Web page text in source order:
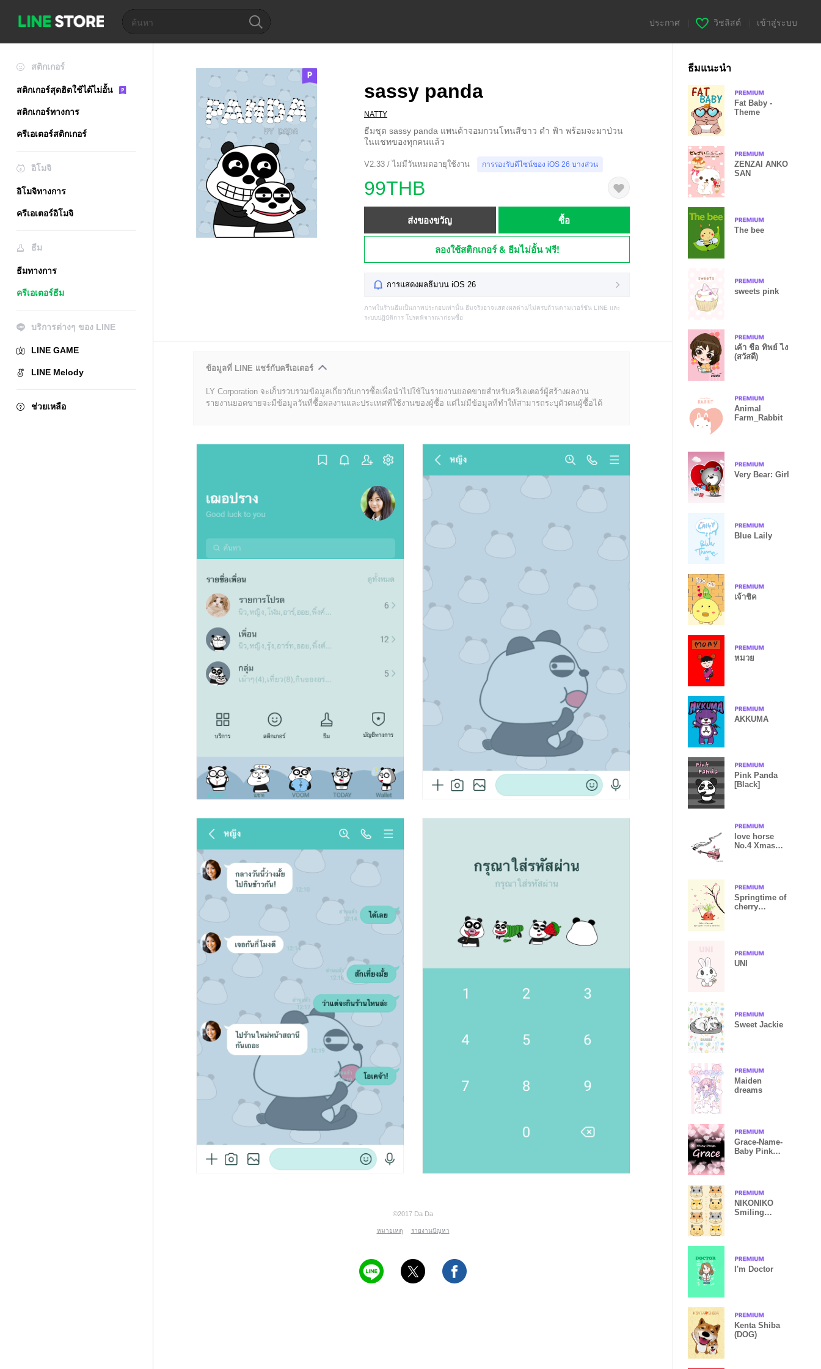
ประกาศ วิชลิสต์ เข้าสู่ระบบ
สติกเกอร์
สติกเกอร์สุดฮิตใช้ได้ไม่อั้น
สติกเกอร์ทางการ
ครีเอเตอร์สติกเกอร์
อิโมจิ
อิโมจิทางการ
ครีเอเตอร์อิโมจิ
ธีม
ธีมทางการ
ครีเอเตอร์ธีม
บริการต่างๆ ของ LINE
LINE GAME
LINE Melody
ช่วยเหลือ
sassy panda
NATTY
ธีมชุด sassy panda แพนด้าจอมกวนโทนสีขาว ดำ ฟ้า พร้อมจะมาป่วน
ในแชทของทุกคนแล้ว
V2.33 / ไม่มีวันหมดอายุใช้งาน การรองรับดีไซน์ของ iOS 26 บางส่วน
99THB
ส่งของขวัญ ซื้อ
ลองใช้สติกเกอร์ & ธีมไม่อั้น ฟรี!
การแสดงผลธีมบน iOS 26
ภาพในร้านธีมเป็นภาพประกอบเท่านั้น ธีมจริงอาจแสดงผลต่าง/ไม่ครบถ้วนตามเวอร์ชัน LINE และ
ระบบปฏิบัติการ โปรดพิจารณาก่อนซื้อ
ข้อมูลที่ LINE แชร์กับครีเอเตอร์
LY Corporation จะเก็บรวบรวมข้อมูลเกี่ยวกับการซื้อเพื่อนำไปใช้ในรายงานยอดขายสำหรับครีเอเตอร์ผู้สร้างผลงาน
รายงานยอดขายจะมีข้อมูลวันที่ซื้อผลงานและประเทศที่ใช้งานของผู้ซื้อ แต่ไม่มีข้อมูลที่ทำให้สามารถระบุตัวตนผู้ซื้อได้
©2017 Da Da
หมายเหตุ รายงานปัญหา
ธีมแนะนำ
Fat Baby -
Theme
ZENZAI ANKO
SAN
The bee
sweets pink
เค้า ชื่อ ทิพย์ ไง
(สวัสดี)
Animal
Farm_Rabbit
Very Bear: Girl
Blue Laily
เจ้าชิค
หมวย
AKKUMA
Pink Panda
[Black]
love horse
No.4 Xmas
Springtime of
cherry
UNI
Sweet Jackie
Maiden
dreams
Grace-Name-
Baby Pink
NIKONIKO
Smiling
I'm Doctor
Kenta Shiba
(DOG)